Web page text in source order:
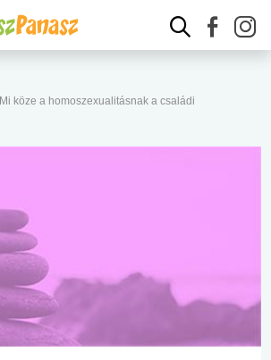
Mi köze a homoszexualitásnak a családi